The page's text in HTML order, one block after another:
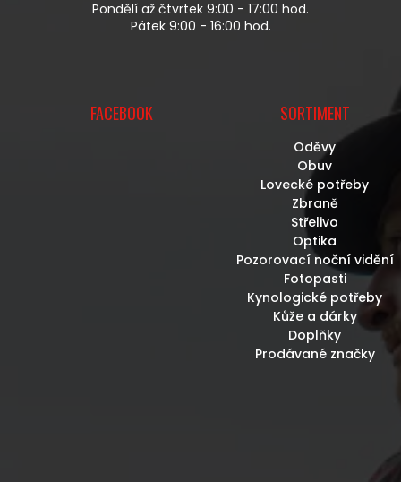
P
I
Pondělí až čtvrtek 9:00 - 17:00 hod.
Pátek 9:00 - 16:00 hod.
FACEBOOK SORTIMENT
Oděvy
Obuv
Lovecké potřeby
Zbraně
Střelivo
Optika
Pozorovací noční vidění
Fotopasti
Kynologické potřeby
Kůže a dárky
Doplňky
Prodávané značky